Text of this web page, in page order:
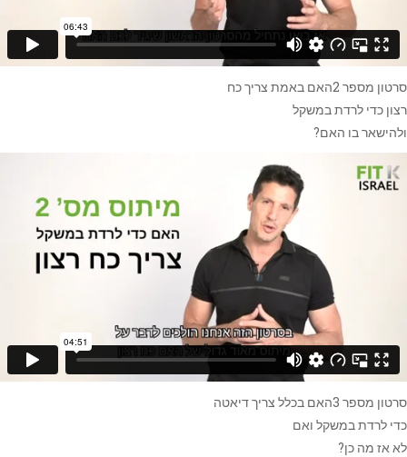
סרטון מספר 2האם באמת צריך כח
רצון כדי לרדת במשקל
ולהישאר בו האם?
סרטון מספר 3האם בכלל צריך דיאטה
כדי לרדת במשקל ואם
לא אז מה כן?